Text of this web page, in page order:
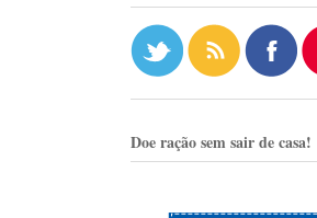
Doe ração sem sair de casa!